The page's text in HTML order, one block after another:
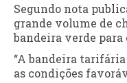
Segundo nota
grande volume de
bandeira verde para
“A bandeira
as condições